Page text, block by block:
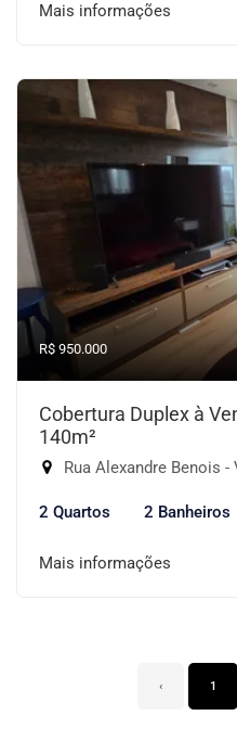
Mais informações
R$ 950.000
Cobertura Duplex à
140m²
Rua Alexandre Benois -
2 Quartos 2 Banheiros
Mais informações
‹ 1